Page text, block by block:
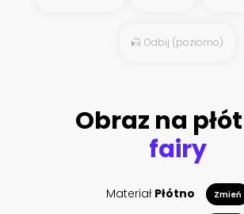
Odbij (poziomo)
Obraz na
fairy
Materiał Płótno Zmień